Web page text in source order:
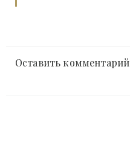
Оставить комментарий